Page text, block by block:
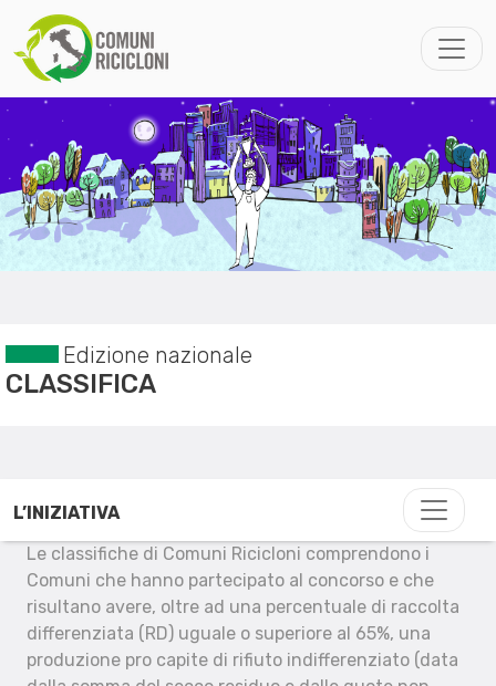
Edizione nazionale
CLASSIFICA
L’INIZIATIVA
Le classifiche di Comuni Ricicloni comprendono i
Comuni che hanno partecipato al concorso e che
risultano avere, oltre ad una percentuale di raccolta
differenziata (RD) uguale o superiore al 65%, una
produzione pro capite di rifiuto indifferenziato (data